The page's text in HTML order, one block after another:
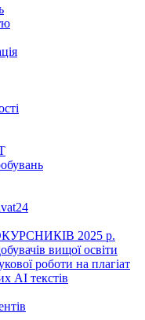
2025 р.
вищої освіти
роботи на плагіат
АІ текстів